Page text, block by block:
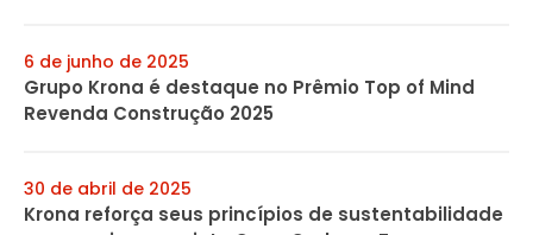
6 de junho de 2025
Grupo Krona é destaque no Prêmio Top of Mind
Revenda Construção 2025
30 de abril de 2025
Krona reforça seus princípios de sustentabilidade